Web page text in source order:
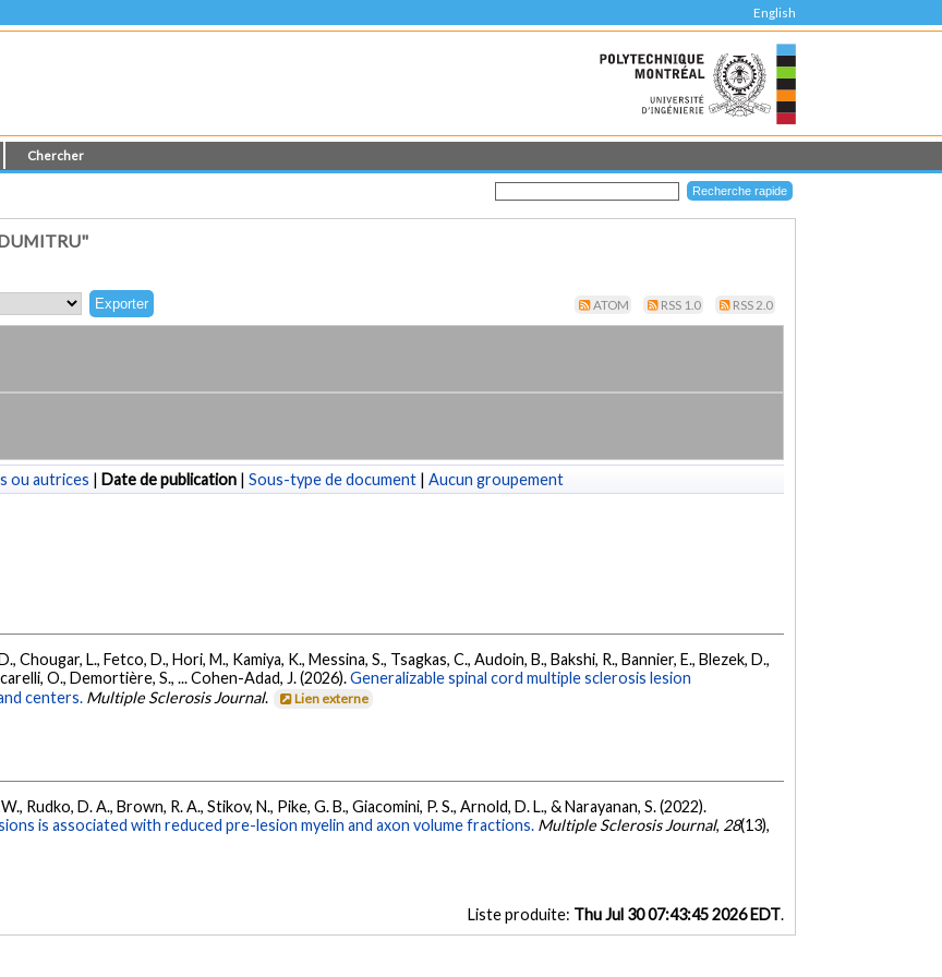
English
Chercher
ATOM RSS 1.0 RSS 2.0
ou autrices | Date de publication | Sous-type de document | Aucun groupement
L., Fetco, D., Hori, M., Kamiya, K., Messina, S., Tsagkas, C., Audoin, B., Bakshi, R., Bannier, E., Blezek, D.,
O., Demortière, S., ... Cohen-Adad, J. (2026).Generalizable spinal cord multiple sclerosis lesion
centers. Multiple Sclerosis Journal. Lien externe
Rudko, D. A., Brown, R. A., Stikov, N., Pike, G. B., Giacomini, P. S., Arnold, D. L., & Narayanan, S. (2022).
is associated with reduced pre-lesion myelin and axon volume fractions. Multiple Sclerosis Journal, 28(13),
Liste produite: Thu Jul 30 07:43:45 2026 EDT.